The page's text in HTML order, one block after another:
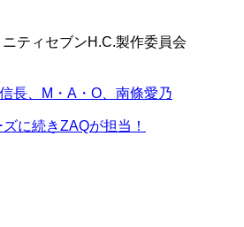
ティセブンH.C.製作委員会
長、M・A・O、南條愛乃
に続きZAQが担当！